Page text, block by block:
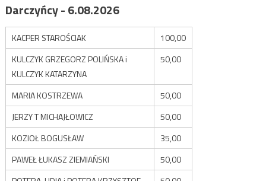
Darczyńcy - 6.08.2026
KACPER STAROŚCIAK
100,00
KULCZYK GRZEGORZ POLIŃSKA i
KULCZYK KATARZYNA
50,00
MARIA KOSTRZEWA
50,00
JERZY T MICHAJŁOWICZ
50,00
KOZIOŁ BOGUSŁAW
35,00
PAWEŁ ŁUKASZ ZIEMIAŃSKI
50,00